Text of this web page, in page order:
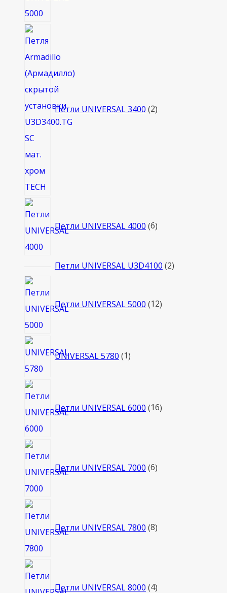
Петли UNIVERSAL 3400 2
Петли UNIVERSAL 4000 6товаров
Петли UNIVERSAL U3D4100 22
Петли UNIVERSAL 5000 12товаров
UNIVERSAL 5780 1товар
Петли UNIVERSAL 6000 16товаров
Петли UNIVERSAL 7000 6товаров
Петли UNIVERSAL 7800 8товаров
Петли UNIVERSAL 8000 4товара